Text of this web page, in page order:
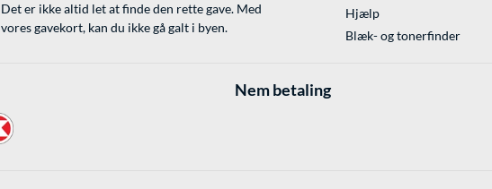
Det er ikke altid let at finde den rette gave. Med
vores gavekort, kan du ikke gå galt i byen.
Hjælp
Blæk- og tonerfinder
Nem betaling